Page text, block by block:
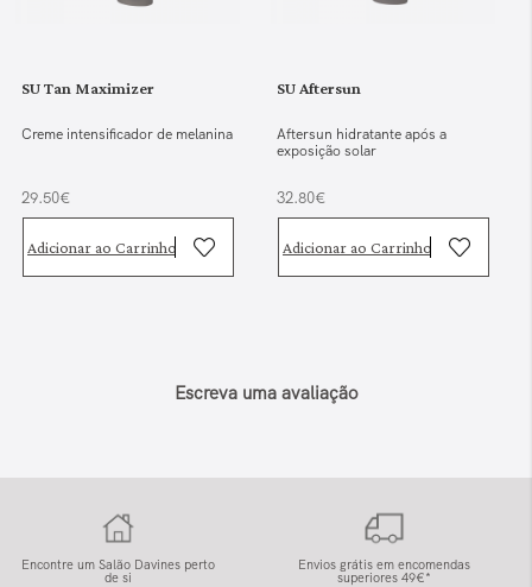
SU Tan Maximizer
Creme intensificador de melanina
29.50€
Adicionar ao Carrinho
SU Aftersun
Aftersun hidratante após a
exposição solar
32.80€
Adicionar ao Carrinho
Escreva uma avaliação
Encontre um Salão Davines perto
de si
Envios grátis em encomendas
superiores 49€*